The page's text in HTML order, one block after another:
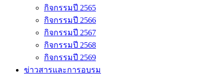
กิจกรรมปี 2565
กิจกรรมปี 2566
กิจกรรมปี 2567
กิจกรรมปี 2568
กิจกรรมปี 2569
ข่าวสารและการอบรม